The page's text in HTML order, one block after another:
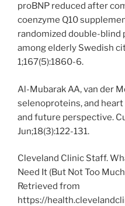
proBNP reduced after
coenzyme Q10
randomized double-
among elderly Swedish
1;167(5):1860-6.
Al-Mubarak AA, van der
selenoproteins, and
and future perspective.
Jun;18(3):122-131.
Cleveland Clinic Staff.
Need It (But Not Too
Retrieved from
https://